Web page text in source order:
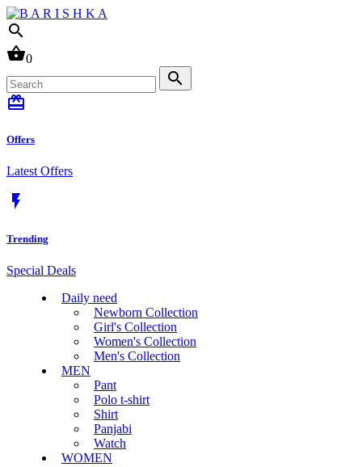
search
shopping_basket0
search
card_giftcard
Offers
Latest Offers
flash_on
Trending
Special Deals
Daily need
Newborn Collection
Girl's Collection
Women's Collection
Men's Collection
MEN
Pant
Polo t-shirt
Shirt
Panjabi
Watch
WOMEN